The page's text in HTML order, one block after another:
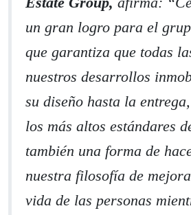
un gran logro para el
que garantiza que todas
nuestros desarrollos
su diseño hasta la
los más altos estándares
también una forma de
nuestra filosofía de
vida de las personas